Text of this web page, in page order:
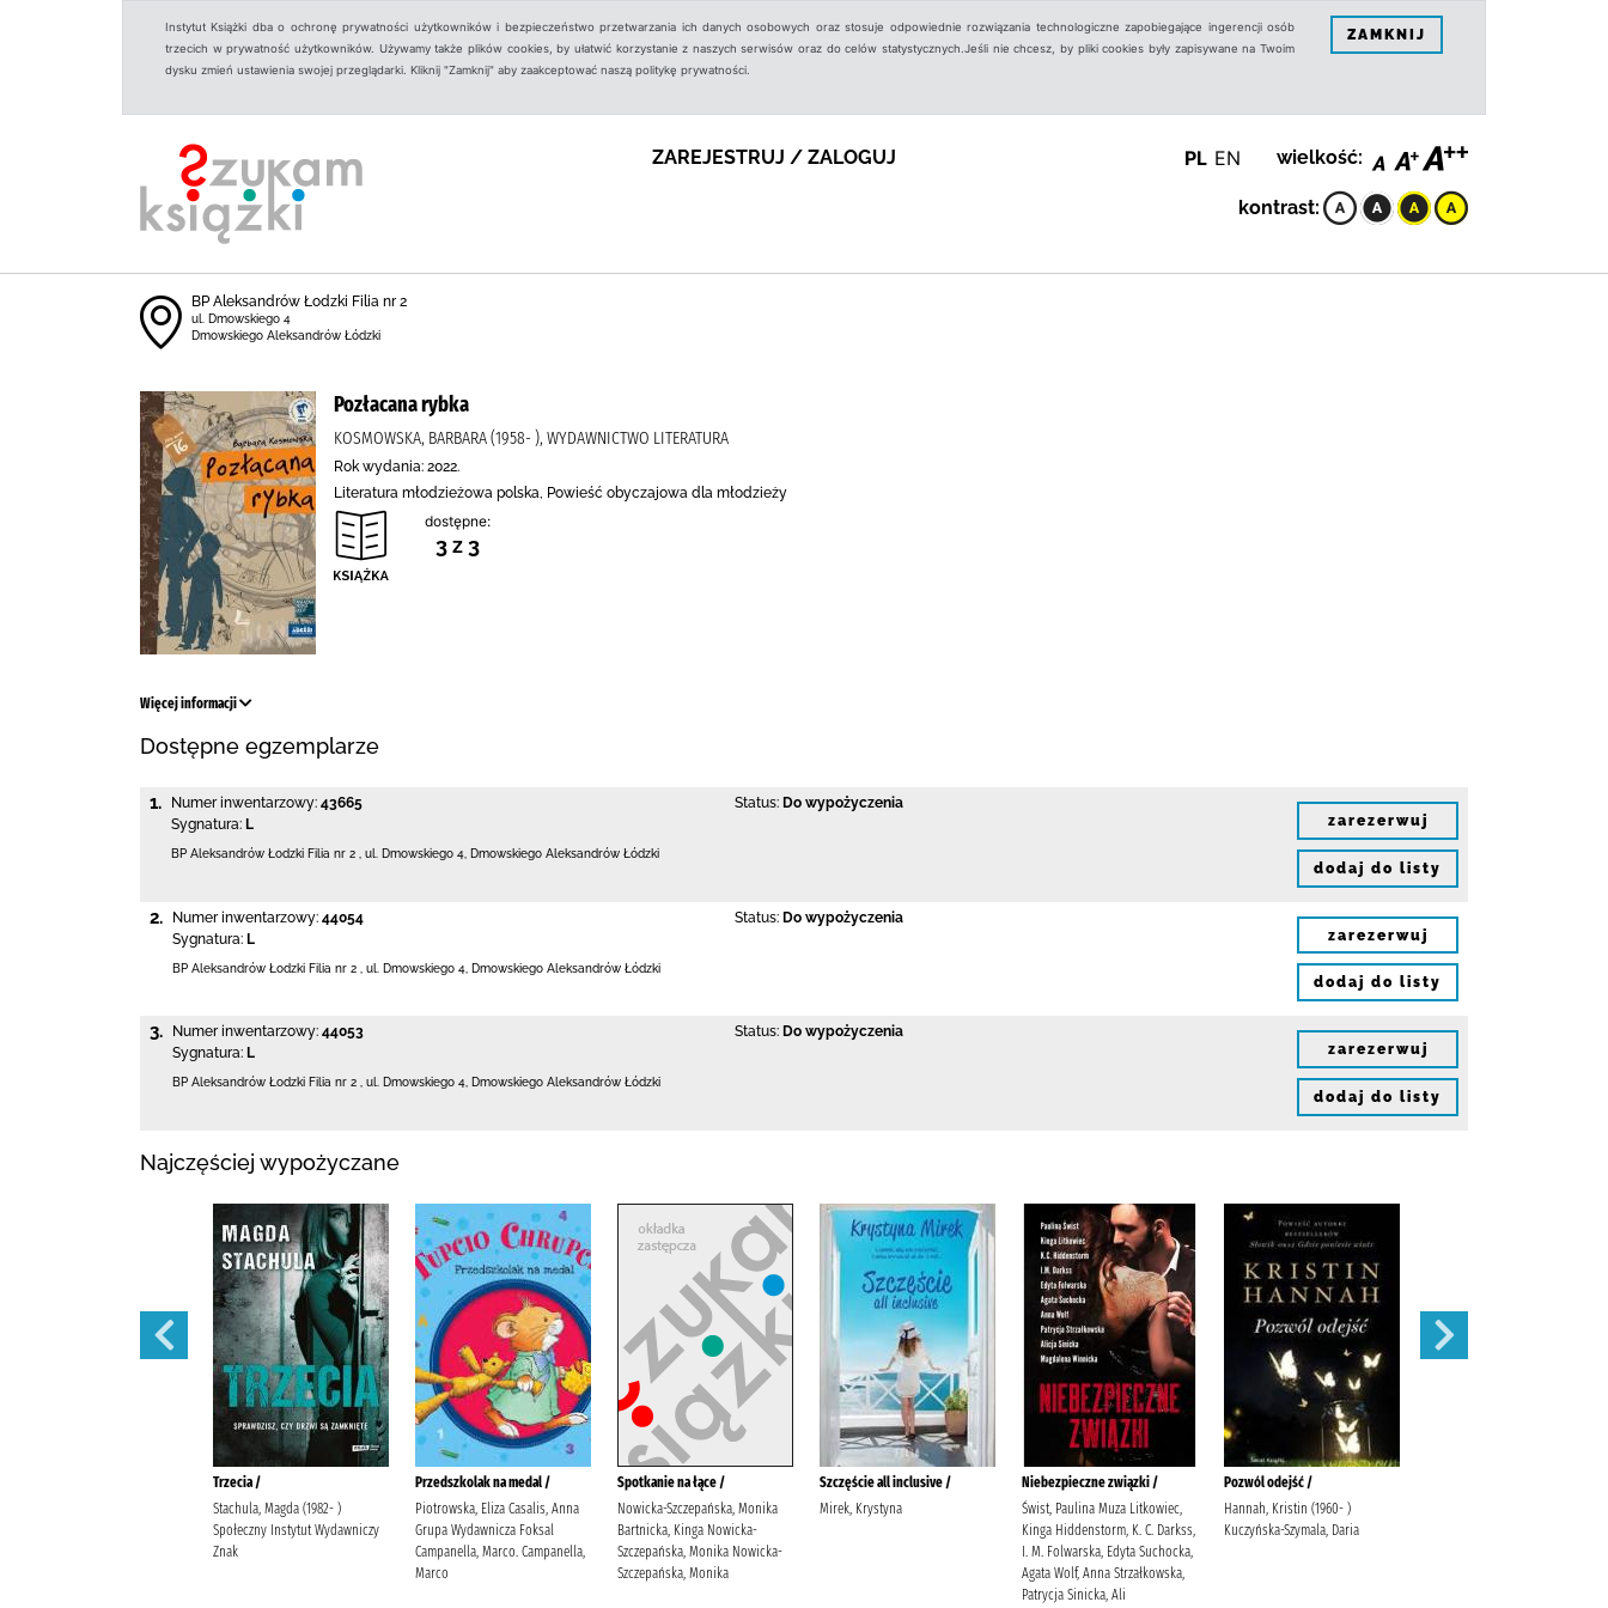
Instytut Książki dba o ochronę prywatności użytkowników i bezpieczeństwo przetwarzania ich danych osobowych oraz stosuje odpowiednie rozwiązania technologiczne zapobiegające ingerencji osób
trzecich w prywatność użytkowników. Używamy także plików cookies, by ułatwić korzystanie z naszych serwisów oraz do celów statystycznych.Jeśli nie chcesz, by pliki cookies były zapisywane na Twoim
dysku zmień ustawienia swojej przeglądarki. Kliknij "Zamknij" aby zaakceptować naszą politykę prywatności.
ZAMKNIJ
ZAREJESTRUJ / ZALOGUJ PL EN wielkość:
kontrast:
BP Aleksandrów Łodzki Filia nr 2
ul. Dmowskiego 4
Dmowskiego Aleksandrów Łódzki
Pozłacana rybka
KOSMOWSKA, BARBARA (1958- ), WYDAWNICTWO LITERATURA
Rok wydania: 2022.
Literatura młodzieżowa polska, Powieść obyczajowa dla młodzieży
dostępne:
3 z 3
Więcej informacji
Dostępne egzemplarze
1. Numer inwentarzowy: 43665
Sygnatura: L
Status: Do wypożyczenia
BP Aleksandrów Łodzki Filia nr 2 ul. Dmowskiego 4 Dmowskiego Aleksandrów Łódzki
zarezerwuj
dodaj do listy
2. Numer inwentarzowy: 44054
Sygnatura: L
Status: Do wypożyczenia
BP Aleksandrów Łodzki Filia nr 2 ul. Dmowskiego 4 Dmowskiego Aleksandrów Łódzki
zarezerwuj
dodaj do listy
3. Numer inwentarzowy: 44053
Sygnatura: L
Status: Do wypożyczenia
BP Aleksandrów Łodzki Filia nr 2 , ul. Dmowskiego 4, Dmowskiego Aleksandrów Łódzki
zarezerwuj
dodaj do listy
Najczęściej wypożyczane
Trzecia /
Stachula, Magda (1982- )
Społeczny Instytut Wydawniczy
Znak
Przedszkolak na medal /
Piotrowska, Eliza Casalis, Anna
Grupa Wydawnicza Foksal
Campanella, Marco. Campanella,
Marco
Spotkanie na łące /
Nowicka-Szczepańska, Monika
Bartnicka, Kinga Nowicka-
Szczepańska, Monika Nowicka-
Szczepańska, Monika
Szczęście all inclusive /
Mirek, Krystyna
Niebezpieczne związki /
Świst, Paulina Muza Litkowiec,
Kinga Hiddenstorm, K. C. Darkss,
I. M. Folwarska, Edyta Suchocka,
Agata Wolf, Anna Strzałkowska,
Patrycja Sinicka, Ali
Pozwól odejść /
Hannah, Kristin (1960- )
Kuczyńska-Szymala, Daria